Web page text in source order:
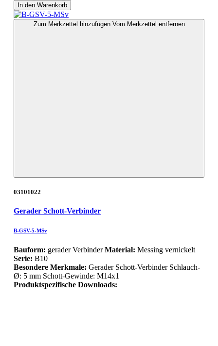
In den Warenkorb
Zum Merkzettel hinzufügen Vom Merkzettel entfernen
03101022
Gerader Schott-Verbinder
B-GSV-5-MSv
Bauform: gerader VerbinderMaterial: Messing vernickelt
Serie: B10
Besondere Merkmale: Gerader Schott-Verbinder Schlauch-
Ø: 5 mm Schott-Gewinde: M14x1
Produktspezifische Downloads: